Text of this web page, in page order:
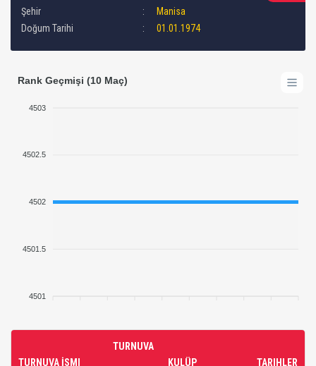
Şehir
Manisa
Doğum Tarihi
01.01.1974
Rank Geçmişi (10 Maç)
4503
4502.5
4502
4501.5
4501
TURNUVA İSMI
TURNUVA
KULÜP TARIHLER